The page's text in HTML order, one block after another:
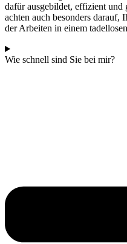
dafür ausgebildet, effizient und
achten auch besonders darauf,
der Arbeiten in einem
Wie schnell sind Sie bei mir?